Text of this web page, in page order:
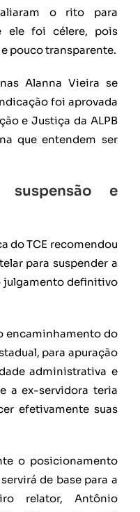
o rito para
ele foi célere, pois
pouco transparente.
Alanna Vieira se
foi aprovada
e Justiça da ALPB
que entendem ser
suspensão e
do TCE recomendou
para suspender a
julgamento definitivo
encaminhamento do
para apuração
administrativa e
a ex-servidora teria
efetivamente suas
o posicionamento
de base para a
relator, Antônio